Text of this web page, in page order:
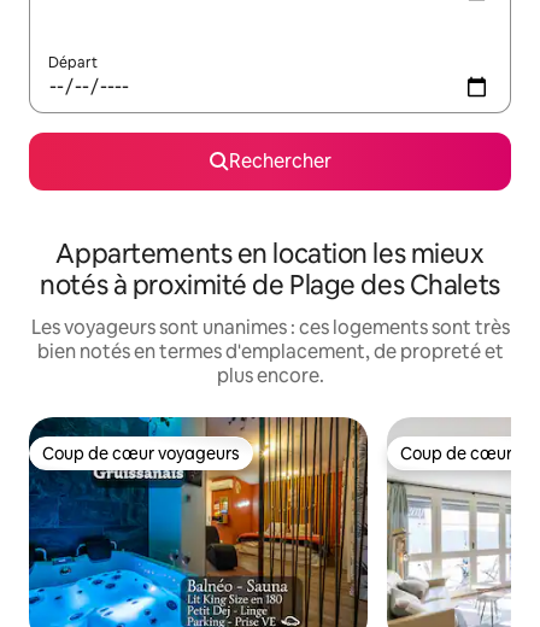
Départ
Rechercher
Appartements en location les mieux
notés à proximité de Plage des Chalets
Les voyageurs sont unanimes : ces logements sont très
bien notés en termes d'emplacement, de propreté et
plus encore.
Coup de cœur voyageurs
Coup de cœur voyageurs Coup de cœur
Coup de cœur